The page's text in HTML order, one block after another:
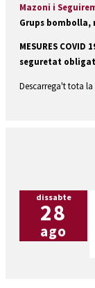
Mazoni i
Grups bombolla,
MESURES
seguretat
Descarrega't tota la
dissabte
28
ago